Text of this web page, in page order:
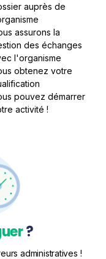
auprès de
assurons la
des échanges
l'organisme
obtenez votre
pouvez démarrer
activité !
?
administratives !